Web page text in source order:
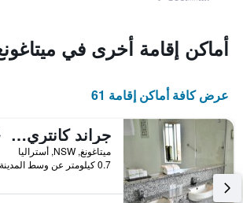
أماكن إقامة أخرى في
عرض كافة أماكن إقامة 61
جراند كانتري لودج موتل
ميتاغونغ, NSW, أستراليا
0.7 كيلومتر عن وسط المدينة